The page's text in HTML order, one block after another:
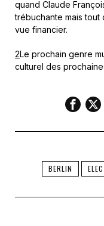
quand Claude
trébuchante mais tout
vue financier.
2Le prochain genre
culturel des
BERLIN